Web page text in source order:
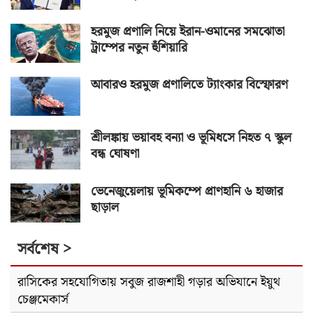
হরমুজ প্রণালি নিয়ে ইরান-ওমানের সমঝোতা
ট্রাম্পের নতুন হুঁশিয়ারি
আবারও হরমুজ প্রণালিতে ট্যাংকার বিস্ফোরণ
শ্রীলঙ্কায় ভয়াবহ বন্যা ও ভূমিধসে নিহত ৭ স্কুল
বন্ধ ঘোষণা
ভেনেজুয়েলায় ভূমিকম্পে প্রাণহানি ৬ হাজার
ছাড়াল
সর্বশেষ >
রাসিকের সহযোগিতায় সবুজ রাজশাহী গড়ার অভিযানে ইয়ুথ
চেঞ্জমেকার্স